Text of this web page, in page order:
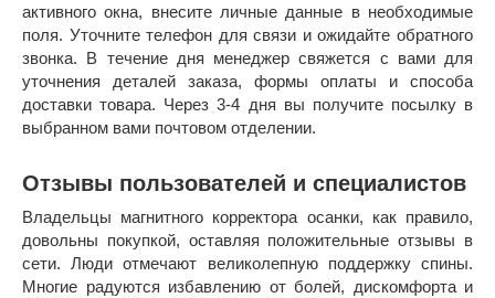
активного окна, внесите личные данные в необходимые
поля. Уточните телефон для связи и ожидайте обратного
звонка. В течение дня менеджер свяжется с вами для
уточнения деталей заказа, формы оплаты и способа
доставки товара. Через 3-4 дня вы получите посылку в
выбранном вами почтовом отделении.
Отзывы пользователей и специалистов
Владельцы магнитного корректора осанки, как правило,
довольны покупкой, оставляя положительные отзывы в
сети. Люди отмечают великолепную поддержку спины.
Многие радуются избавлению от болей, дискомфорта и